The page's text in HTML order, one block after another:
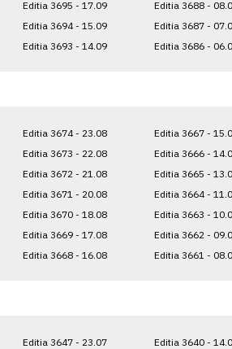
Editia 3695 - 17.09
Editia 3694 - 15.09
Editia 3693 - 14.09
Editia 3688 -
Editia 3687 -
Editia 3686 -
Editia 3674 - 23.08
Editia 3673 - 22.08
Editia 3672 - 21.08
Editia 3671 - 20.08
Editia 3670 - 18.08
Editia 3669 - 17.08
Editia 3668 - 16.08
Editia 3667 -
Editia 3666 -
Editia 3665 -
Editia 3664 -
Editia 3663 -
Editia 3662 -
Editia 3661 -
Editia 3647 - 23.07
Editia 3640 -